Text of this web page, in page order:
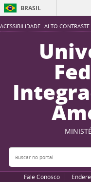
ACESSIBILIDADE ALTO CONTRASTE
BRASIL
Buscar no portal
Fale Conosco